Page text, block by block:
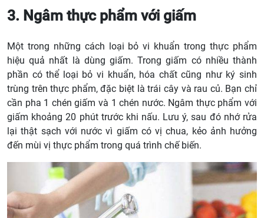
3. Ngâm thực phẩm với giấm
Một trong những cách loại bỏ vi khuẩn trong thực phẩm
hiệu quả nhất là dùng giấm. Trong giấm có nhiều thành
phần có thể loại bỏ vi khuẩn, hóa chất cũng như ký sinh
trùng trên thực phẩm, đặc biệt là trái cây và rau củ. Bạn chỉ
cần pha 1 chén giấm và 1 chén nước. Ngâm thực phẩm với
giấm khoảng 20 phút trước khi nấu. Lưu ý, sau đó nhớ rửa
lại thật sạch với nước vì giấm có vị chua, kẻo ảnh hưởng
đến mùi vị thực phẩm trong quá trình chế biến.